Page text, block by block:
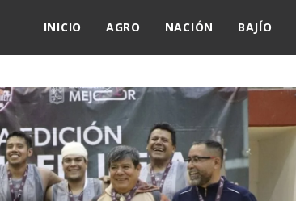
INICIO AGRO NACIÓN BAJÍO